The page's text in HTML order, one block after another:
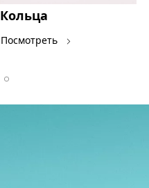
Кольца
Посмотреть